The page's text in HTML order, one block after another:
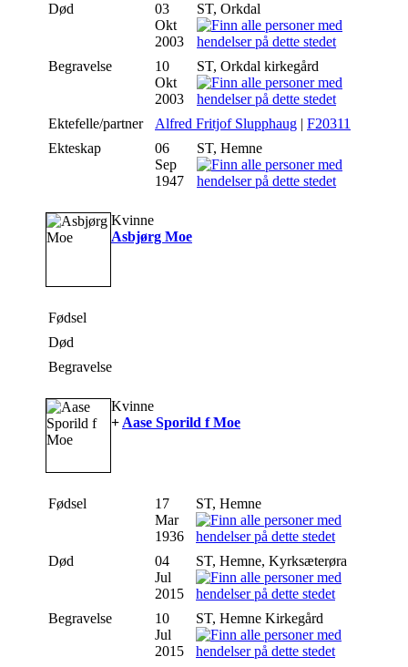
Død
03
Okt
2003
ST, Orkdal
Begravelse
10
Okt
2003
ST, Orkdal kirkegård
Ektefelle/partner Alfred Fritjof Slupphaug | F20311
Ekteskap
06
Sep
1947
ST, Hemne
Kvinne
Asbjørg Moe
Fødsel
Død
Begravelse
Kvinne
+Aase Sporild f Moe
Fødsel
17
Mar
1936
ST, Hemne
Død
04
Jul
2015
ST, Hemne, Kyrksæterøra
Begravelse
10
Jul
2015
ST, Hemne Kirkegård